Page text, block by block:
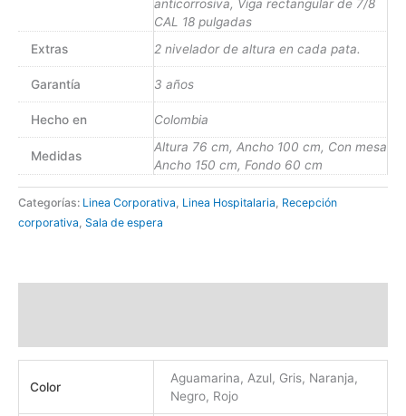
anticorrosiva, Viga rectangular de 7/8
CAL 18 pulgadas
Extras
2 nivelador de altura en cada pata.
Garantía 3 años
Hecho en Colombia
Medidas
Altura 76 cm, Ancho 100 cm, Con mesa
Ancho 150 cm, Fondo 60 cm
Categorías: Linea Corporativa, Linea Hospitalaria, Recepción
corporativa, Sala de espera
Color
Aguamarina, Azul, Gris, Naranja,
Negro, Rojo